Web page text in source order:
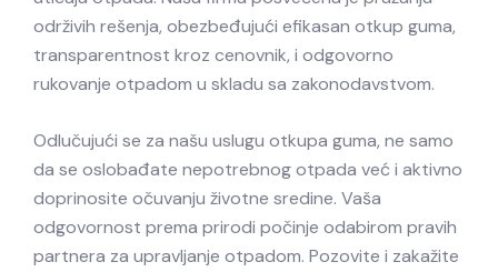
održivih rešenja, obezbeđujući efikasan otkup guma,
transparentnost kroz cenovnik, i odgovorno
rukovanje otpadom u skladu sa zakonodavstvom.
Odlučujući se za našu uslugu otkupa guma, ne samo
da se oslobađate nepotrebnog otpada već i aktivno
doprinosite očuvanju životne sredine. Vaša
odgovornost prema prirodi počinje odabirom pravih
partnera za upravljanje otpadom. Pozovite i zakažite